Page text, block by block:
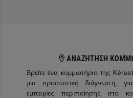
ΑΝΑΖΗΤΗΣΗ
Βρείτε ένα κομμωτήριο της
μια προσωπική διάγνωση,
εμπειρίες περιποίησης στο